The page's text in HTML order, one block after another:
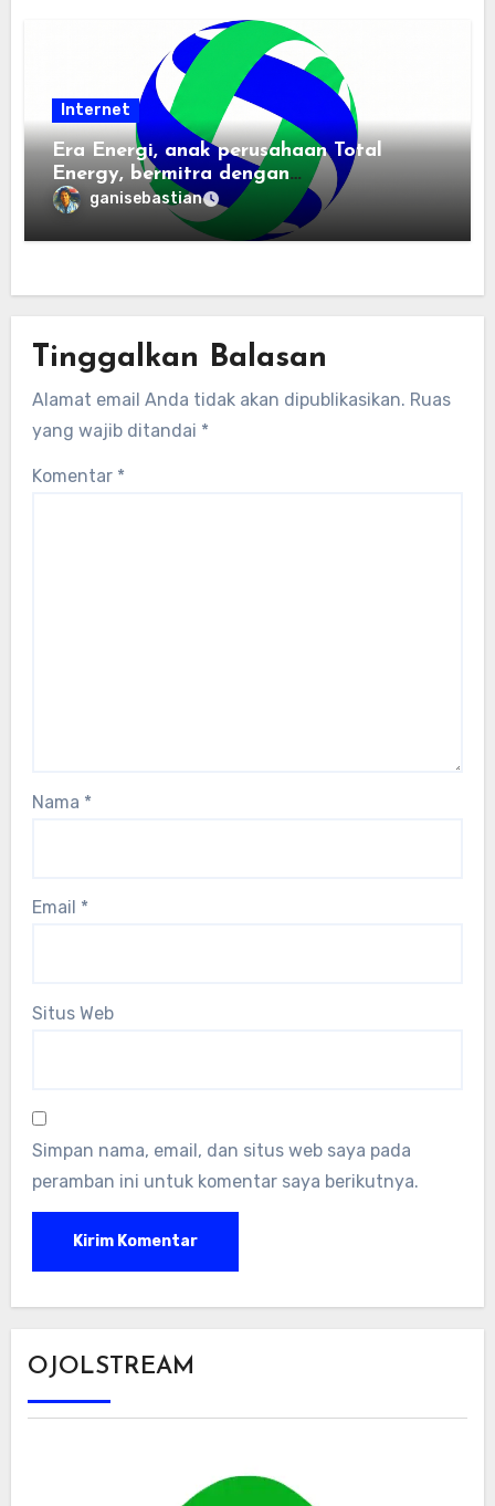
Internet
Era Energi, anak perusahaan Total
Energy, bermitra dengan
Zhuochuangtong untuk mempercepat
transisi energi Indonesia — raksasa
energi global bergabung dengan tim
terbarukan dan infrastruktur listrik
ganisebastian
Tinggalkan Balasan
Alamat email Anda tidak akan dipublikasikan. Ruas
yang wajib ditandai *
Komentar *
Nama *
Email *
Situs Web
Simpan nama, email, dan situs web saya pada
peramban ini untuk komentar saya berikutnya.
OJOLSTREAM